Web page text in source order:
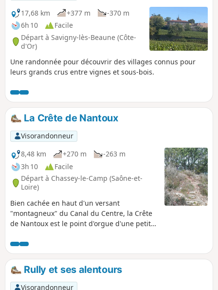
17,68 km
+377 m
-370 m
6h 10
Facile
Départ à Savigny-lès-Beaune (Côte-
d'Or)
Une randonnée pour découvrir des villages connus pour
leurs grands crus entre vignes et sous-bois.
La Crête de Nantoux
Visorandonneur
8,48 km
+270 m
-263 m
3h 10
Facile
Départ à Chassey-le-Camp (Saône-et-
Loire)
Bien cachée en haut d'un versant
"montagneux" du Canal du Centre, la Crête
de Nantoux est le point d'orgue d'une petite
offrant, au fil du parcours, quelques
superbes vues sur le Mont de Sène et son
Dôme des Trois Croix.
Rully et ses alentours
Visorandonneur